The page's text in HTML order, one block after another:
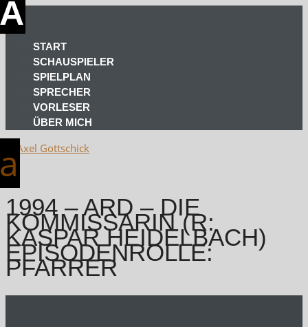
START
SCHAUSPIELER
SPIELPLAN
SPRECHER
VORLESER
ÜBER MICH
1994 – ARD – DIE
KOMMISSARIN (R:
KASPAR HEIDELBACH)
EPISODENROLLE:
PFARRER